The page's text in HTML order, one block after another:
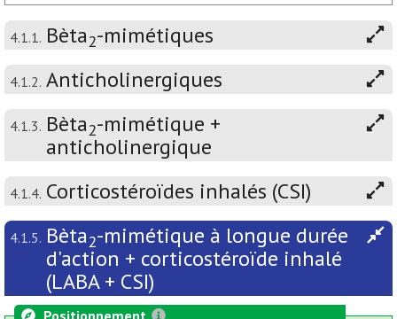
4.1.1. Bèta2-mimétiques
4.1.2. Anticholinergiques
4.1.3. Bèta2-mimétique +
anticholinergique
4.1.4. Corticostéroïdes inhalés (CSI)
4.1.5. Bèta2-mimétique à longue durée
d'action + corticostéroïde inhalé
(LABA + CSI)
Positionnement